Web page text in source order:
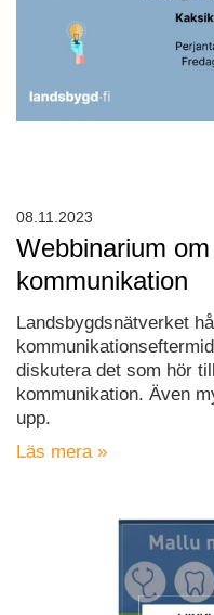
Webbinarium
kommunikation
Landsbygdsnätverket
diskutera det som hör
kommunikation. Även
upp.
Läs mera »
08.11.2023